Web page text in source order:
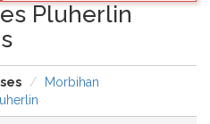
Pluherlin
Morbihan